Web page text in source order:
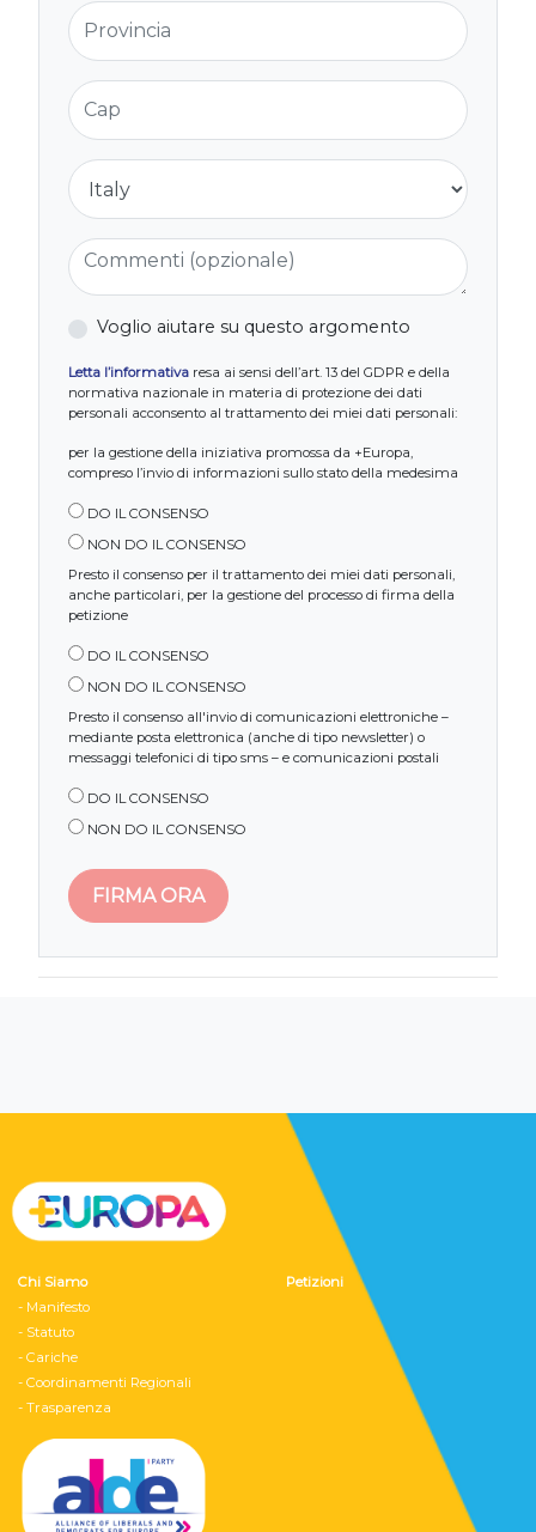
Provincia
Cap
Nazione
Commenti (opzionale)
Voglio aiutare su questo argomento
Letta l’informativa resa ai sensi dell’art. 13 del GDPR e della
normativa nazionale in materia di protezione dei dati
personali acconsento al trattamento dei miei dati personali:
per la gestione della iniziativa promossa da +Europa,
compreso l’invio di informazioni sullo stato della medesima
DO IL CONSENSO
NON DO IL CONSENSO
Presto il consenso per il trattamento dei miei dati personali,
anche particolari, per la gestione del processo di firma della
petizione
DO IL CONSENSO
NON DO IL CONSENSO
Presto il consenso all'invio di comunicazioni elettroniche –
mediante posta elettronica (anche di tipo newsletter) o
messaggi telefonici di tipo sms – e comunicazioni postali
DO IL CONSENSO
NON DO IL CONSENSO
Chi Siamo
- Manifesto
- Statuto
- Cariche
- Coordinamenti Regionali
- Trasparenza
Petizioni